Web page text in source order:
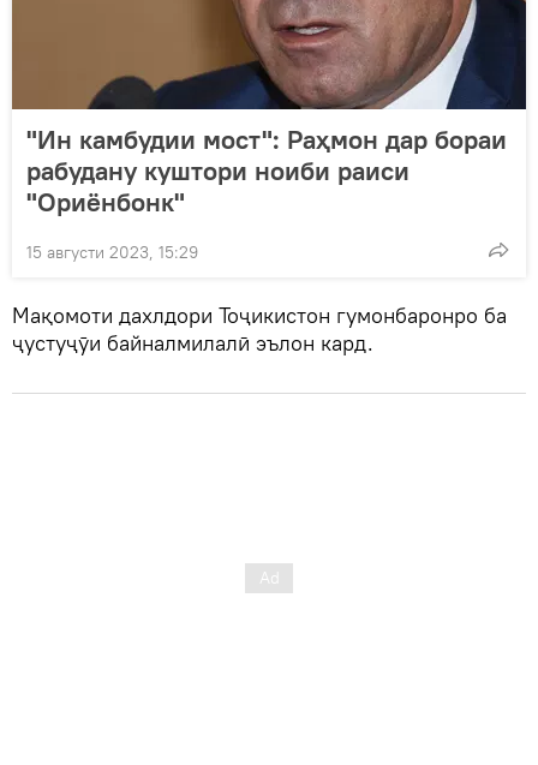
"Ин камбудии мост": Раҳмон дар бораи
рабудану куштори ноиби раиси
"Ориёнбонк"
15 августи 2023, 15:29
Мақомоти дахлдори Тоҷикистон гумонбаронро ба
ҷустуҷӯи байналмилалӣ эълон кард.